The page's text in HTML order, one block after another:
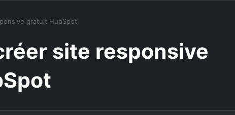
gratuit HubSpot
site responsive